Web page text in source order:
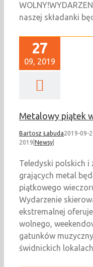
naszej składanki
27
09, 2019
Metalowy piątek
Bartosz Łabuda2019-09-
2019 Newsy
Teledyski polskich i
grających metal
piątkowego
Wydarzenie
ekstremalnej
wolnego,
gatunków
świdnickich